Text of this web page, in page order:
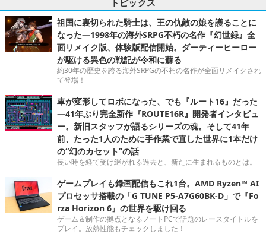
トピックス
祖国に裏切られた騎士は、王の仇敵の娘を護ることに
なった―1998年の海外SRPG不朽の名作『幻世録』全
面リメイク版、体験版配信開始。ダーティーヒーロー
が駆ける異色の戦記が令和に蘇る
約30年の歴史を誇る海外SRPGの不朽の名作が全面リメイクされ
て登場！
車が変形してロボになった、でも『ルート16』だった
―41年ぶり完全新作『ROUTE16R』開発者インタビュ
ー。新旧スタッフが語るシリーズの魂。そして41年
前、たった1人のために手作業で直した世界に1本だけ
の“幻のカセット”の話
長い時を経て受け継がれる過去と、新たに生まれるものとは。
ゲームプレイも録画配信もこれ1台。AMD Ryzen™ AI
プロセッサ搭載の「G TUNE P5-A7G60BK-D」で『Fo
rza Horizon 6』の世界を駆け回る
ゲーム＆制作の拠点となるノートPCで話題のレースタイトルを
プレイ。放熱性能もチェックしました！